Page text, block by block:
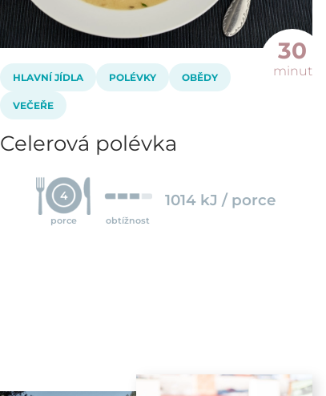
30
minut
HLAVNÍ JÍDLA POLÉVKY OBĚDY
VEČEŘE
Celerová polévka
4
porce obtížnost
1014 kJ / porce